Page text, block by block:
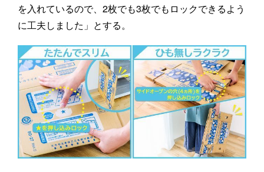
を入れているので、2枚でも3枚でもロックできるよう
に工夫しました」とする。